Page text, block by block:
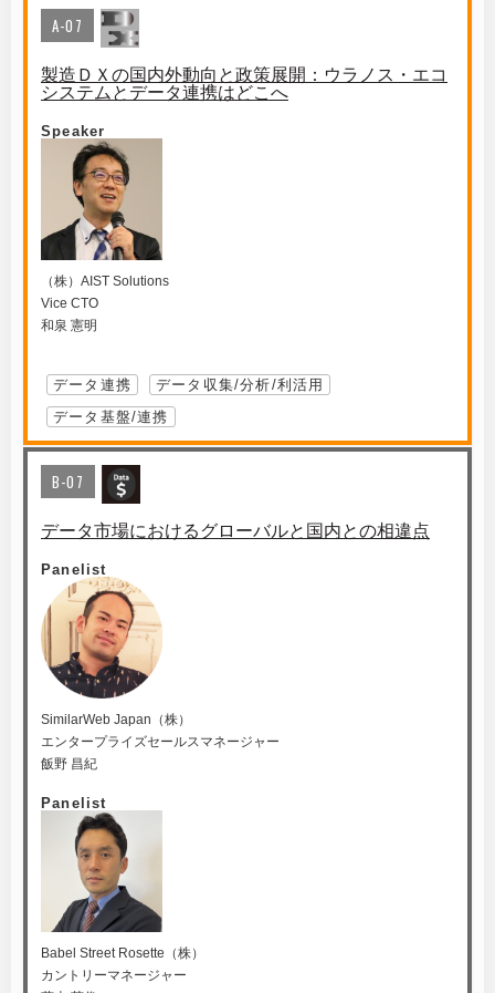
A-07
製造ＤＸの国内外動向と政策展開：ウラノス・エコ
システムとデータ連携はどこへ
Speaker
（株）AIST Solutions
Vice CTO
和泉 憲明
データ連携
データ収集/分析/利活用
データ基盤/連携
B-07
データ市場におけるグローバルと国内との相違点
Panelist
SimilarWeb Japan（株）
エンタープライズセールスマネージャー
飯野 昌紀
Panelist
Babel Street Rosette（株）
カントリーマネージャー